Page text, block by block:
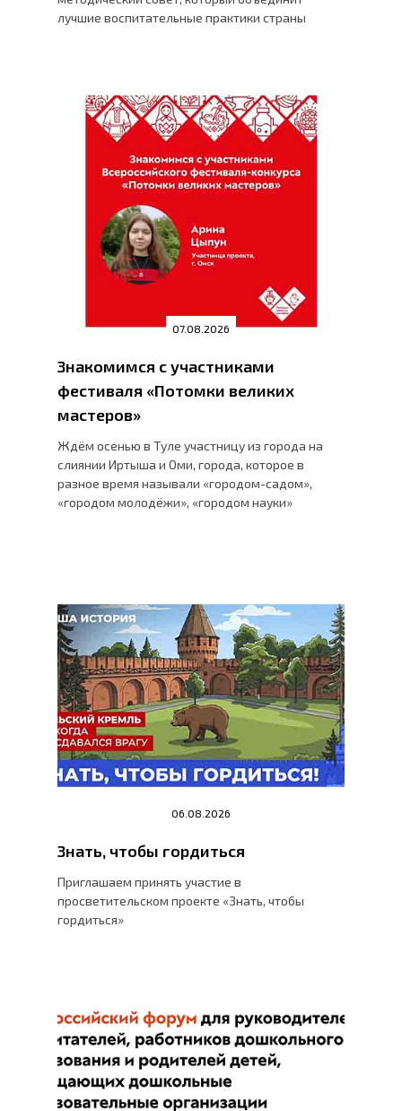
лучшие воспитательные практики страны
07.08.2026
Знакомимся с участниками
фестиваля «Потомки великих
мастеров»
Ждём осенью в Туле участницу из города на
слиянии Иртыша и Оми, города, которое в
разное время называли «городом-садом»,
«городом молодёжи», «городом науки»
06.08.2026
Знать, чтобы гордиться
Приглашаем принять участие в
просветительском проекте «Знать, чтобы
гордиться»